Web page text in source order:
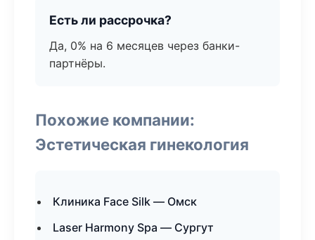
Есть ли рассрочка?
Да, 0% на 6 месяцев через банки-
партнёры.
Похожие компании:
Эстетическая гинекология
Клиника Face Silk — Омск
Laser Harmony Spa — Сургут